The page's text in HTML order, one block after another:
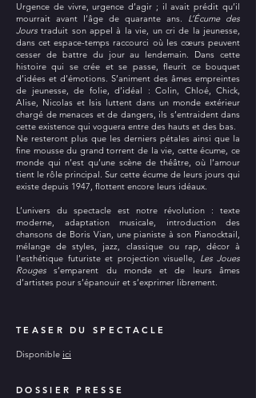
Urgence de vivre, urgence d’agir ; il avait prédit qu’il
mourrait avant l’âge de quarante ans. L’Écume des
Jourstraduit son appel à la vie, un cri de la jeunesse,
dans cet espace-temps raccourci où les cœurs peuvent
cesser de battre du jour au lendemain. Dans cette
histoire qui se crée et se passe, fleurit ce bouquet
d’idées et d’émotions. S’animent des âmes empreintes
de jeunesse, de folie, d’idéal : Colin, Chloé, Chick,
Alise, Nicolas et Isis luttent dans un monde extérieur
chargé de menaces et de dangers, ils s’entraident dans
cette existence qui voguera entre des hauts et des bas.
Ne resteront plus que les derniers pétales ainsi que la
fine mousse du grand torrent de la vie, cette écume, ce
monde qui n’est qu’une scène de théâtre, où l’amour
tient le rôle principal. Sur cette écume de leurs jours qui
existe depuis 1947, flottent encore leurs idéaux.
L’univers du spectacle est notre révolution : texte
moderne, adaptation musicale, introduction des
chansons de Boris Vian, une pianiste à son Pianocktail,
mélange de styles, jazz, classique ou rap, décor à
l’esthétique futuriste et projection visuelle, Les Joues
Rouges s’emparent du monde et de leurs âmes
d’artistes pour s’épanouir et s’exprimer librement.
TEASER DU SPECTACLE
Disponible ici
DOSSIER PRESSE